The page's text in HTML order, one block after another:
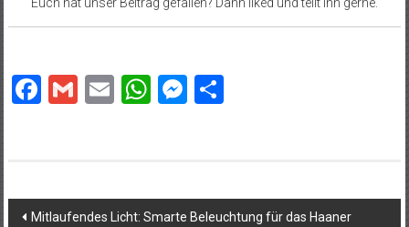
Euch hat unser Beitrag gefallen? Dann liked und teilt ihn gerne.
Facebook
GmailEmailWhatsApp
Messenger
Beitragsnavigation
Mitlaufendes Licht: Smarte Beleuchtung für das Haaner